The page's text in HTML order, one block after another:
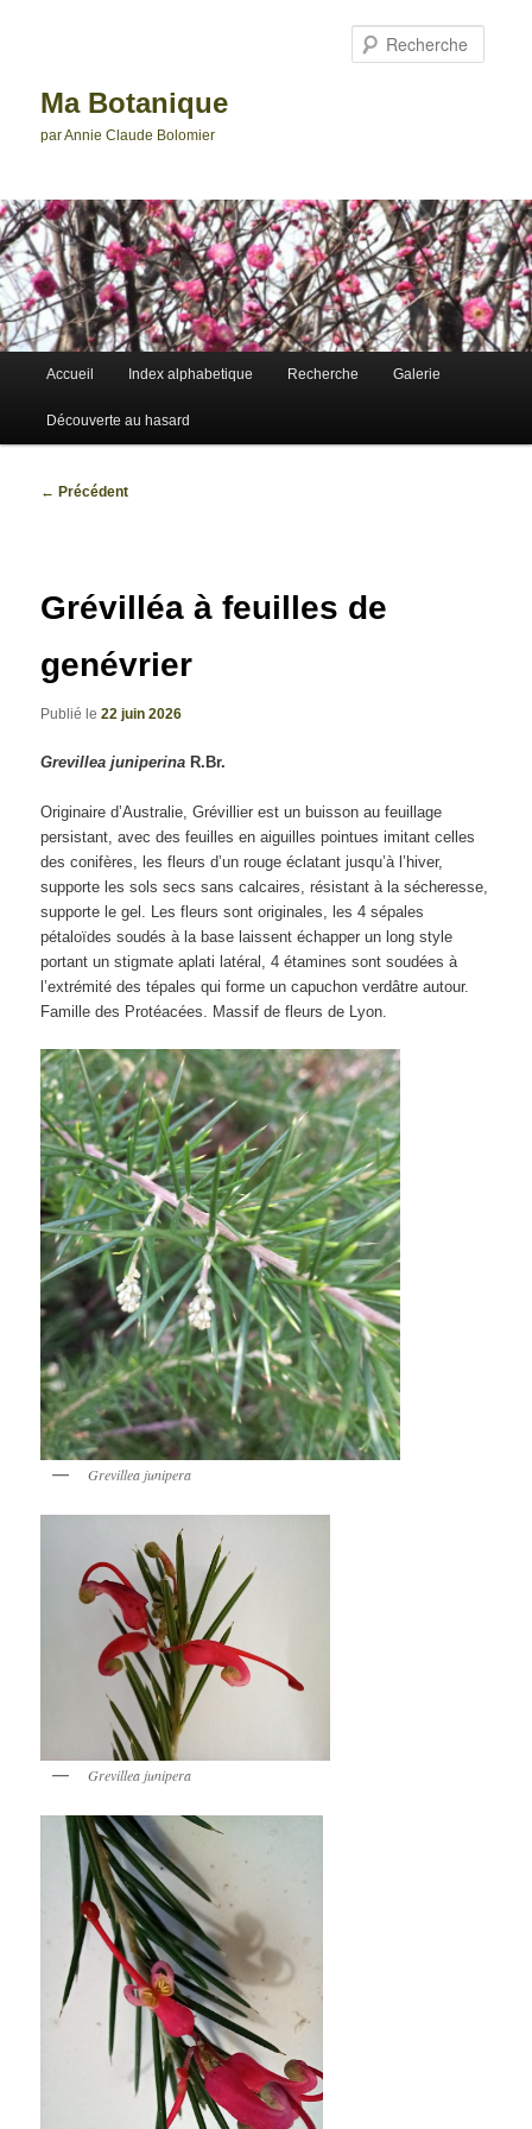
Ma Botanique
par Annie Claude Bolomier
Accueil Index alphabetique Recherche Galerie
Découverte au hasard
Navigation
← Précédent
Grévilléa à feuilles de
genévrier
Publié le22 juin 2026
Grevillea juniperina R.Br.
Originaire d’Australie, Grévillier est un buisson au feuillage
persistant, avec des feuilles en aiguilles pointues imitant celles
des conifères, les fleurs d’un rouge éclatant jusqu’à l’hiver,
supporte les sols secs sans calcaires, résistant à la sécheresse,
supporte le gel. Les fleurs sont originales, les 4 sépales
pétaloïdes soudés à la base laissent échapper un long style
portant un stigmate aplati latéral, 4 étamines sont soudées à
l’extrémité des tépales qui forme un capuchon verdâtre autour.
Famille des Protéacées. Massif de fleurs de Lyon.
Grevillea junipera
Grevillea junipera